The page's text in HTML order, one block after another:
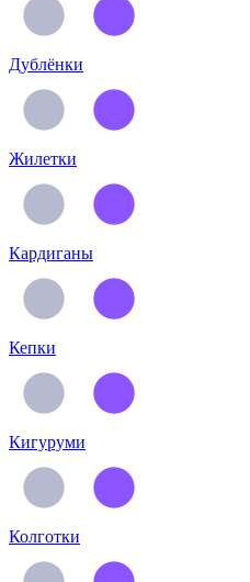
Дублёнки
Жилетки
Кардиганы
Кепки
Кигуруми
Колготки